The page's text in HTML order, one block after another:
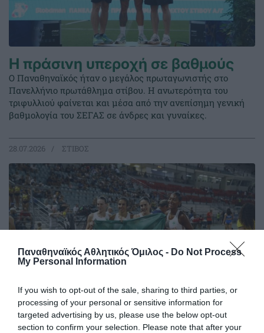
Παναθηναϊκός Αθλητικός Όμιλος - Do Not Process
My Personal Information
If you wish to opt-out of the sale, sharing to third parties, or
processing of your personal or sensitive information for
targeted advertising by us, please use the below opt-out
section to confirm your selection. Please note that after your
Η πράσινη υπεροχή σε βαθμούς
Ο Παναθηναϊκός ήταν ο μεγάλος πρωταγωνιστής στο
Πανελλήνιο πρωτάθλημα στίβου. Η ανωτερότητα του
τριφυλλιού φαίνεται και μέσα από την ανεπίσημη γενική
βαθμολογία του ΣΕΓΑΣ σε άνδρες και γυναίκες.
28.07.2026 ΣΤΙΒΟΣ